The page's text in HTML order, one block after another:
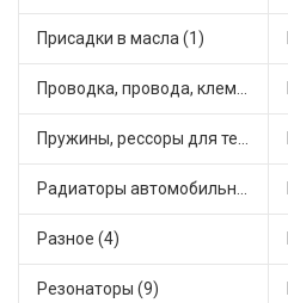
Присадки в масла (1)
Проводка, провода, клеммы и разъемы (18)
Пружины, рессоры для техники (29)
Радиаторы автомобильные (9)
Разное (4)
Резонаторы (9)